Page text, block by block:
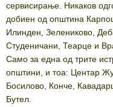
сервисирање. Никаков
добиен од општина
Илинден, Зелениково,
Студеничани, Теарце и
Само за една од трите
општини, и тоа: Центар
Босилово, Конче,
Бутел.